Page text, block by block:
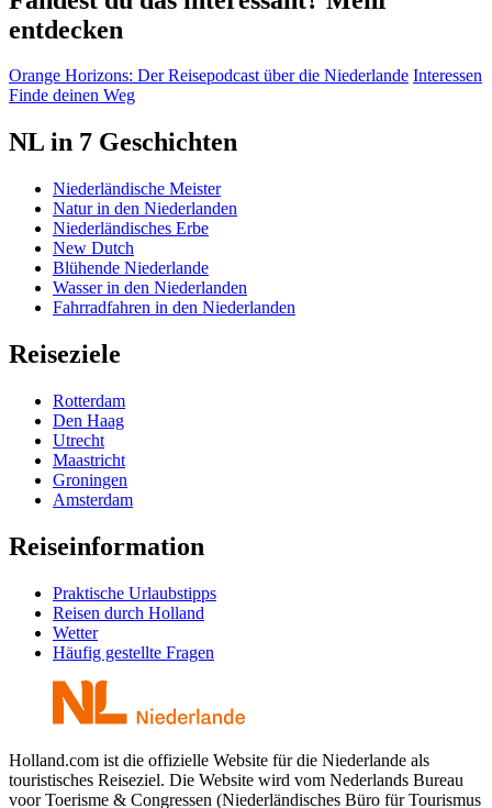
entdecken
Orange Horizons: Der Reisepodcast über die Niederlande Interessen
Finde deinen Weg
NL in 7 Geschichten
Niederländische Meister
Natur in den Niederlanden
Niederländisches Erbe
New Dutch
Blühende Niederlande
Wasser in den Niederlanden
Fahrradfahren in den Niederlanden
Reiseziele
Rotterdam
Den Haag
Utrecht
Maastricht
Groningen
Amsterdam
Reiseinformation
Praktische Urlaubstipps
Reisen durch Holland
Wetter
Häufig gestellte Fragen
Holland.com ist die offizielle Website für die Niederlande als
touristisches Reiseziel. Die Website wird vom Nederlands Bureau
voor Toerisme & Congressen (Niederländisches Büro für Tourismus